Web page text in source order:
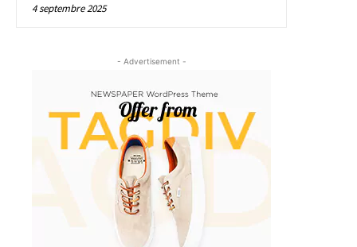
4 septembre 2025
- Advertisement -